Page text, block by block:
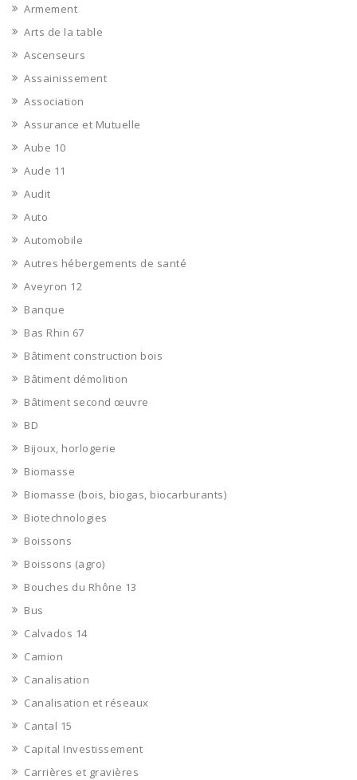
Armement
Arts de la table
Ascenseurs
Assainissement
Association
Assurance et Mutuelle
Aube 10
Aude 11
Audit
Auto
Automobile
Autres hébergements de santé
Aveyron 12
Banque
Bas Rhin 67
Bâtiment construction bois
Bâtiment démolition
Bâtiment second œuvre
BD
Bijoux, horlogerie
Biomasse
Biomasse (bois, biogas, biocarburants)
Biotechnologies
Boissons
Boissons (agro)
Bouches du Rhône 13
Bus
Calvados 14
Camion
Canalisation
Canalisation et réseaux
Cantal 15
Capital Investissement
Carrières et gravières